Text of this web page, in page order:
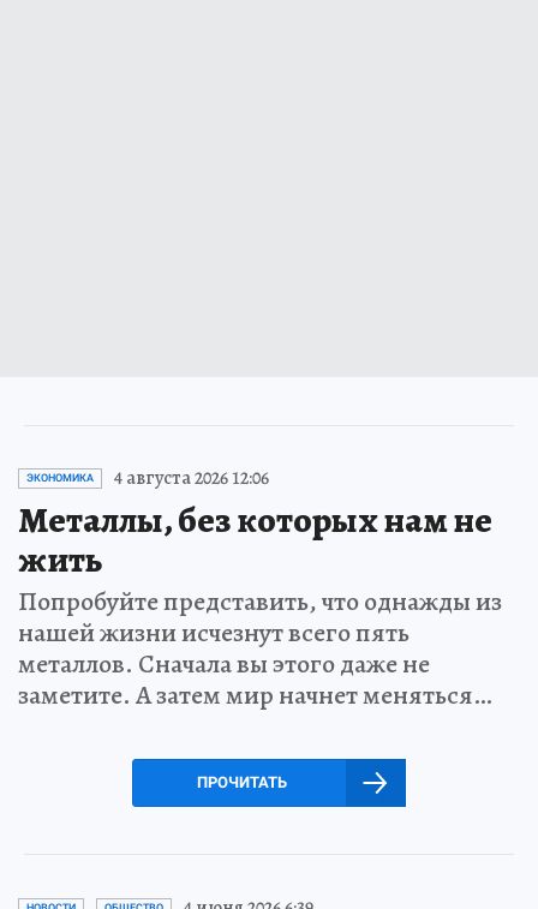
ЭКОНОМИКА 4 августа 2026 12:06
Металлы, без которых нам не
жить
Попробуйте представить, что однажды из
нашей жизни исчезнут всего пять
металлов. Сначала вы этого даже не
заметите. А затем мир начнет меняться…
ПРОЧИТАТЬ